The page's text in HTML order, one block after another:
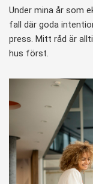
Under mina år som
fall där goda
press. Mitt råd är
hus först.